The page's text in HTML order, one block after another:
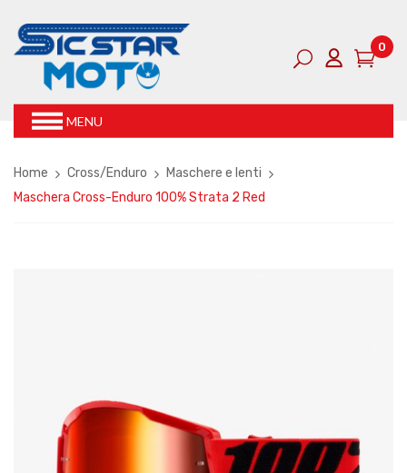
0
MENU
Home Cross/Enduro
Maschere e lenti
Maschera Cross-Enduro 100% Strata 2 Red